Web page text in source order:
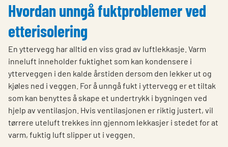
Hvordan unngå fuktproblemer ved
etterisolering
En yttervegg har alltid en viss grad av luftlekkasje. Varm
inneluft inneholder fuktighet som kan kondensere i
ytterveggen i den kalde årstiden dersom den lekker ut og
kjøles ned i veggen. For å unngå fukt i yttervegg er et tiltak
som kan benyttes å skape et undertrykk i bygningen ved
hjelp av ventilasjon. Hvis ventilasjonen er riktig justert, vil
tørrere uteluft trekkes inn gjennom lekkasjer i stedet for at
varm, fuktig luft slipper ut i veggen.